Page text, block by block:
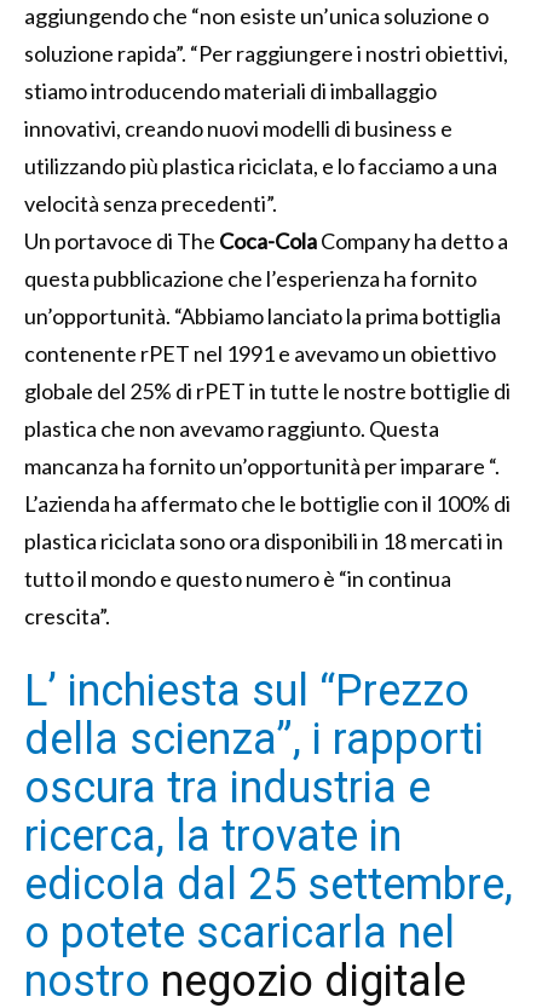
aggiungendo che “non esiste un’unica soluzione o
soluzione rapida”. “Per raggiungere i nostri obiettivi,
stiamo introducendo materiali di imballaggio
innovativi, creando nuovi modelli di business e
utilizzando più plastica riciclata, e lo facciamo a una
velocità senza precedenti”.
Un portavoce di The Coca-ColaCompany ha detto a
questa pubblicazione che l’esperienza ha fornito
un’opportunità. “Abbiamo lanciato la prima bottiglia
contenente rPET nel 1991 e avevamo un obiettivo
globale del 25% di rPET in tutte le nostre bottiglie di
plastica che non avevamo raggiunto. Questa
mancanza ha fornito un’opportunità per imparare “.
L’azienda ha affermato che le bottiglie con il 100% di
plastica riciclata sono ora disponibili in 18 mercati in
tutto il mondo e questo numero è “in continua
crescita”.
L’ inchiesta sul “Prezzo
della scienza”, i rapporti
oscura tra industria e
ricerca, la trovate in
edicola dal 25 settembre,
o potete scaricarla nel
nostro negozio digitale